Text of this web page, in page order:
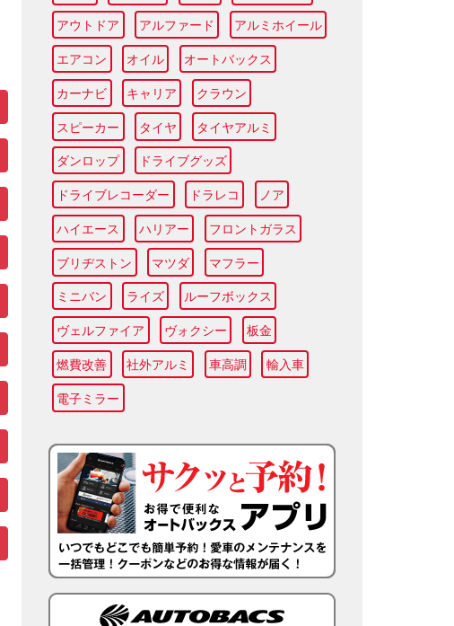
アウトドア アルファード アルミホイール
エアコン オイル オートバックス
カーナビ キャリア クラウン
スピーカー タイヤ タイヤアルミ
ダンロップ ドライブグッズ
ドライブレコーダー ドラレコ ノア
ハイエース ハリアー フロントガラス
ブリヂストン マツダ マフラー
ミニバン ライズ ルーフボックス
ヴェルファイア ヴォクシー 板金
燃費改善 社外アルミ 車高調 輸入車
電子ミラー